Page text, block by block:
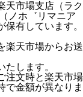
天市場支店（ラク
ノホ゛リマニア
有しています。
楽天市場からお送
します。
注文時と楽天市場
で金額が異なりま